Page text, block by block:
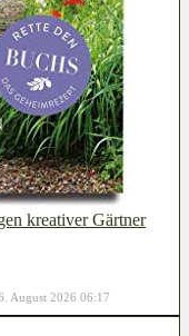
kreativer Gärtner
August 2026 06:17